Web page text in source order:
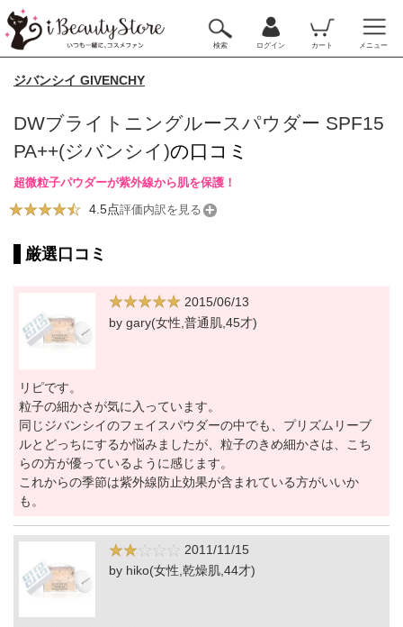
検索 ログイン カート メニュー
ジバンシイ GIVENCHY
DWブライトニングルースパウダー SPF15
PA++(ジバンシイ)の口コミ
超微粒子パウダーが紫外線から肌を保護！
4.5点評価内訳を見る
厳選口コミ
2015/06/13
by gary(女性,普通肌,45才)
リピです。
粒子の細かさが気に入っています。
同じジバンシイのフェイスパウダーの中でも、プリズムリーブ
ルとどっちにするか悩みましたが、粒子のきめ細かさは、こち
らの方が優っているように感じます。
これからの季節は紫外線防止効果が含まれている方がいいか
も。
2011/11/15
by hiko(女性,乾燥肌,44才)